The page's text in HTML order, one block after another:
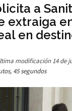
a
extraiga
en
modificación 14 de
45 segundos